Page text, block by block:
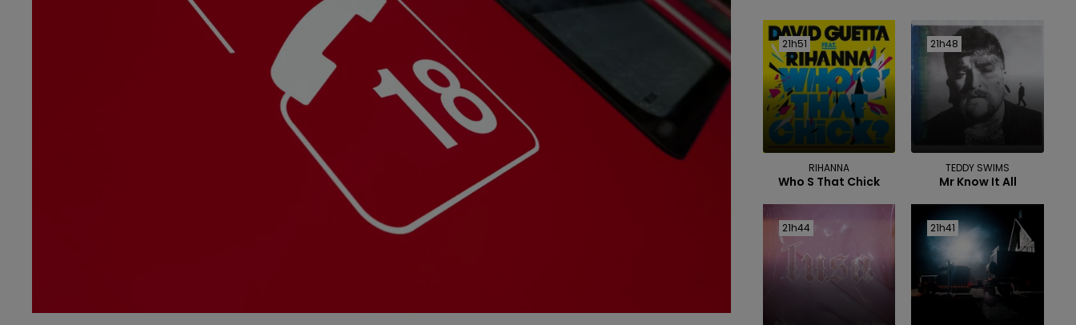
21h51
21h51
RIHANNA
Who S That Chick
21h48
21h48
TEDDY SWIMS
Mr Know It All
21h44
21h44 21h41
21h41